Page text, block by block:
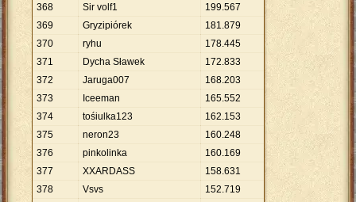
368
Sir volf1 199.567
369
Gryzipiórek 181.879
370
ryhu 178.445
371
Dycha Sławek 172.833
372
Jaruga007 168.203
373
Iceeman 165.552
374
tośiulka123 162.153
375
neron23 160.248
376
pinkolinka 160.169
377
XXARDASS 158.631
378
Vsvs 152.719